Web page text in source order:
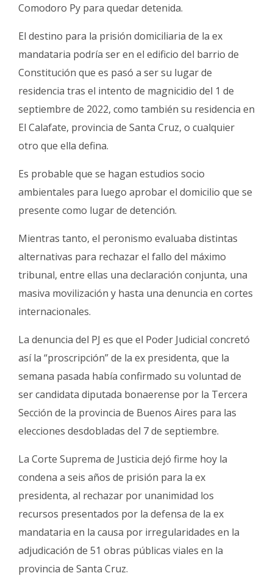
Comodoro Py para quedar detenida.
El destino para la prisión domiciliaria de la ex
mandataria podría ser en el edificio del barrio de
Constitución que es pasó a ser su lugar de
residencia tras el intento de magnicidio del 1 de
septiembre de 2022, como también su residencia en
El Calafate, provincia de Santa Cruz, o cualquier
otro que ella defina.
Es probable que se hagan estudios socio
ambientales para luego aprobar el domicilio que se
presente como lugar de detención.
Mientras tanto, el peronismo evaluaba distintas
alternativas para rechazar el fallo del máximo
tribunal, entre ellas una declaración conjunta, una
masiva movilización y hasta una denuncia en cortes
internacionales.
La denuncia del PJ es que el Poder Judicial concretó
así la “proscripción” de la ex presidenta, que la
semana pasada había confirmado su voluntad de
ser candidata diputada bonaerense por la Tercera
Sección de la provincia de Buenos Aires para las
elecciones desdobladas del 7 de septiembre.
La Corte Suprema de Justicia dejó firme hoy la
condena a seis años de prisión para la ex
presidenta, al rechazar por unanimidad los
recursos presentados por la defensa de la ex
mandataria en la causa por irregularidades en la
adjudicación de 51 obras públicas viales en la
provincia de Santa Cruz.